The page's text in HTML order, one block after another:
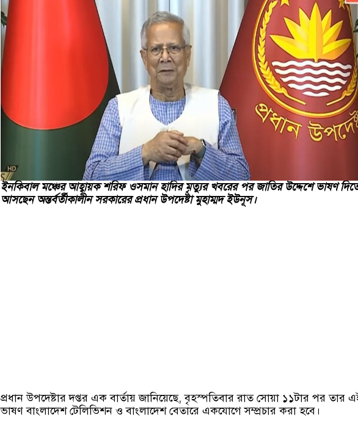
ইনকিবাল মঞ্চের আহ্বায়ক শরিফ ওসমান হাদির মৃত্যুর খবরের পর জাতির উদ্দেশে ভাষণ
আসছেন অন্তর্বর্তীকালীন সরকারের প্রধান উপদেষ্টা মুহাম্মদ ইউনূস।
প্রধান উপদেষ্টার দপ্তর এক বার্তায় জানিয়েছে, বৃহস্পতিবার রাত সোয়া ১১টার পর তার
ভাষণ বাংলাদেশ টেলিভিশন ও বাংলাদেশ বেতারে একযোগে সম্প্রচার করা হবে।